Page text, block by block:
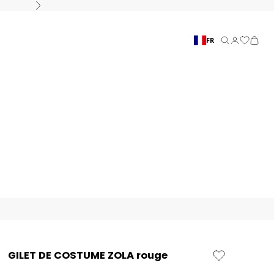
Suivant
FR Recherche
Connexion
Panier
GILET DE COSTUME ZOLA rouge